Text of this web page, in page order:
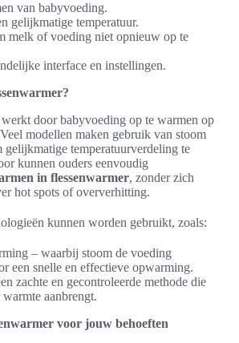
van babyvoeding.
gelijkmatige temperatuur.
melk of voeding niet opnieuw op te
interface en instellingen.
door babyvoeding op te warmen op
modellen maken gebruik van stoom
gelijkmatige temperatuurverdeling te
kunnen ouders eenvoudig
in flessenwarmer, zonder zich
hot spots of oververhitting.
kunnen worden gebruikt, zoals:
– waarbij stoom de voeding
een snelle en effectieve opwarming.
zachte en gecontroleerde methode die
aanbrengt.
voor jouw behoeften